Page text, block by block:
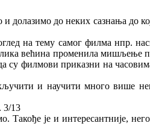
долазимо до неких сазнања до
на тему самог филма нпр.
већина променила мишљење
филмови приказни на
и научити много више
3/13
Такође је и интересантније,